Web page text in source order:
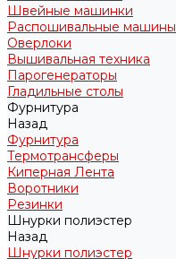
Швейные машинки
Распошивальные машины
Оверлоки
Вышивальная техника
Парогенераторы
Гладильные столы
Фурнитура
Назад
Фурнитура
Термотрансферы
Киперная Лента
Воротники
Резинки
Шнурки полиэстер
Назад
Шнурки полиэстер